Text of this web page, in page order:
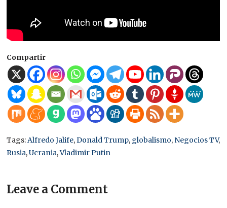
Compartir
Tags:Alfredo Jalife,Donald Trump, globalismo, Negocios TV,
Rusia,Ucrania,Vladimir Putin
Leave a Comment